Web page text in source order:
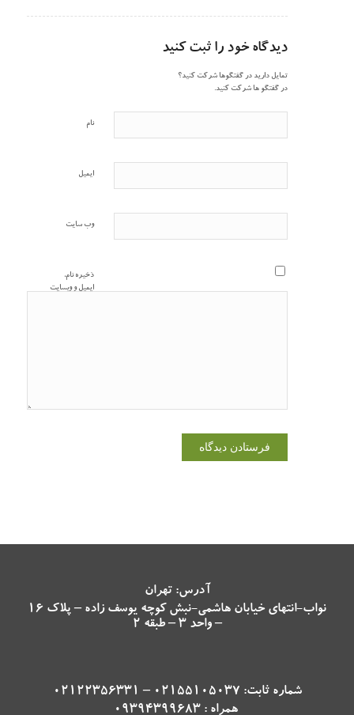
دیدگاه خود را ثبت کنید
تمایل دارید در گفتگوها شرکت کنید؟
در گفتگو ها شرکت کنید.
نام
ایمیل
وب‌ سایت
ذخیره نام،
ایمیل و وبسایت
آدرس: تهران
نواب-انتهای خیابان هاشمی-نبش کوچه یوسف زاده – پلاک 16
– واحد 3 – طبقه 2
شماره ثابت: 02155105037 – 02122356331
همراه : 09394399683